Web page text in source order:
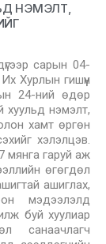
НЭМЭЛТ,
сарын 04-
Хурлын гишүүн
24-ний өдөр
хуульд нэмэлт,
хамт өргөн
хэлэлцэв.
мянга гаруй аж
өгөгдөл
ашиглах,
мэдээлэлд
буй хуулиар
санаачлагч